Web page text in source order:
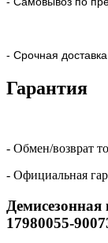
- Срочная
Гарантия
- Обмен/возврат
- Официальная
17980055-